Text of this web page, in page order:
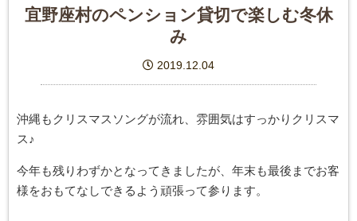
宜野座村のペンション貸切で楽しむ冬休
み
2019.12.04
沖縄もクリスマスソングが流れ、雰囲気はすっかりクリスマ
ス♪
今年も残りわずかとなってきましたが、年末も最後までお客
様をおもてなしできるよう頑張って参ります。